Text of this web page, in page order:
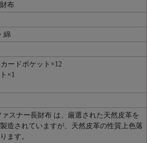
布
綿
ードポケット×12
×1
ァスナー長財布 は、厳選された天然皮革を
造されていますが、天然皮革の性質上色落
ます。